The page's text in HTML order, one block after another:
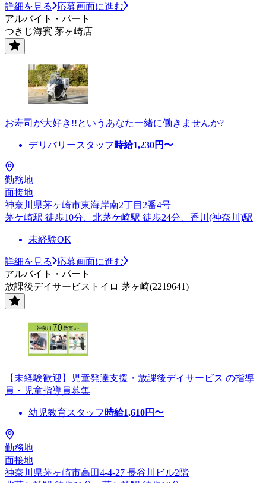
詳細を見る
応募画面に進む
アルバイト・パート
つきじ海賓 茅ヶ崎店
お寿司が大好き!!というあなた一緒に働きませんか?
デリバリースタッフ 時給1,230円〜
勤務地
面接地
神奈川県茅ヶ崎市東海岸南2丁目2番4号
茅ケ崎駅 徒歩10分、北茅ケ崎駅 徒歩24分、香川(神奈川)駅
未経験OK
詳細を見る
応募画面に進む
アルバイト・パート
放課後デイサービストイロ 茅ヶ崎(2219641)
【未経験歓迎】児童発達支援・放課後デイサービス の指導
員・児童指導員募集
幼児教育スタッフ 時給1,610円〜
勤務地
面接地
神奈川県茅ヶ崎市高田4-4-27 長谷川ビル2階